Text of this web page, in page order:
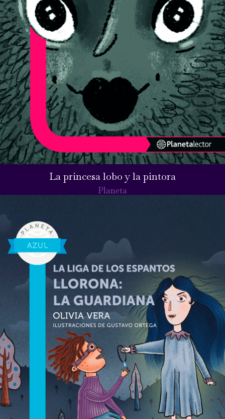
La princesa lobo y la pintora
Planeta